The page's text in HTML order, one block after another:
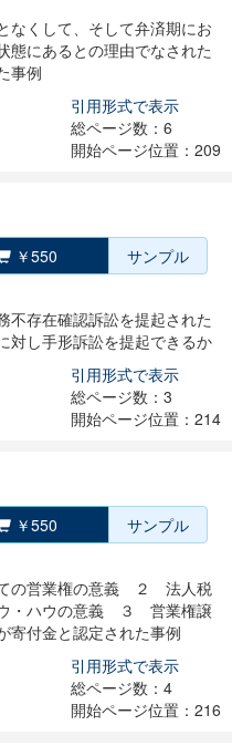
なくして、そして弁済期にお
態にあるとの理由でなされた
事例
引用形式で表示
総ページ数：6
開始ページ位置：209
￥550 サンプル
不存在確認訴訟を提起された
対し手形訴訟を提起できるか
引用形式で表示
総ページ数：3
開始ページ位置：214
￥550 サンプル
の営業権の意義 ２ 法人税
・ハウの意義 ３ 営業権譲
寄付金と認定された事例
引用形式で表示
総ページ数：4
開始ページ位置：216